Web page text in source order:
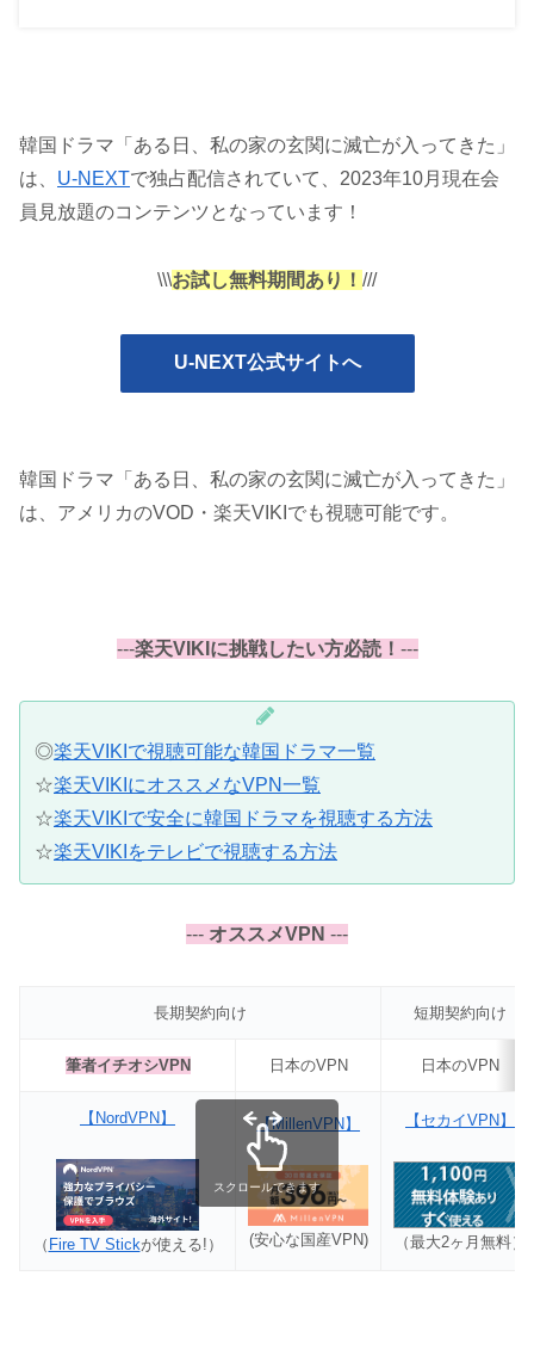
韓国ドラマ「ある日、私の家の玄関に滅亡が入ってきた」
は、 U-NEXTで独占配信されていて、2023年10月現在会
員見放題のコンテンツとなっています！
\\\お試し無料期間あり！ ///
U-NEXT公式サイトへ
韓国ドラマ「ある日、私の家の玄関に滅亡が入ってきた」
は、アメリカのVOD・楽天VIKIでも視聴可能です。
---楽天VIKIに挑戦したい方必読！ ---
◎楽天VIKIで視聴可能な韓国ドラマ一覧
☆楽天VIKIにオススメなVPN一覧
☆楽天VIKIで安全に韓国ドラマを視聴する方法
☆楽天VIKIをテレビで視聴する方法
--- オススメVPN ---
長期契約向け 短期契約向け
筆者イチオシVPN 日本のVPN 日本のVPN
【NordVPN】
（ Fire TV Stickが使える!）
【MillenVPN】
(安心な国産VPN)
【セカイVPN】
（最大2ヶ月無料）
スクロールできます